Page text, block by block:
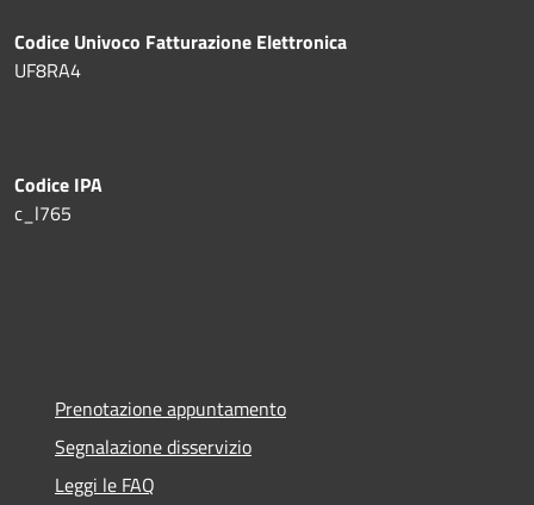
Codice Univoco Fatturazione Elettronica
UF8RA4
Codice IPA
c_l765
Prenotazione appuntamento
Segnalazione disservizio
Leggi le FAQ